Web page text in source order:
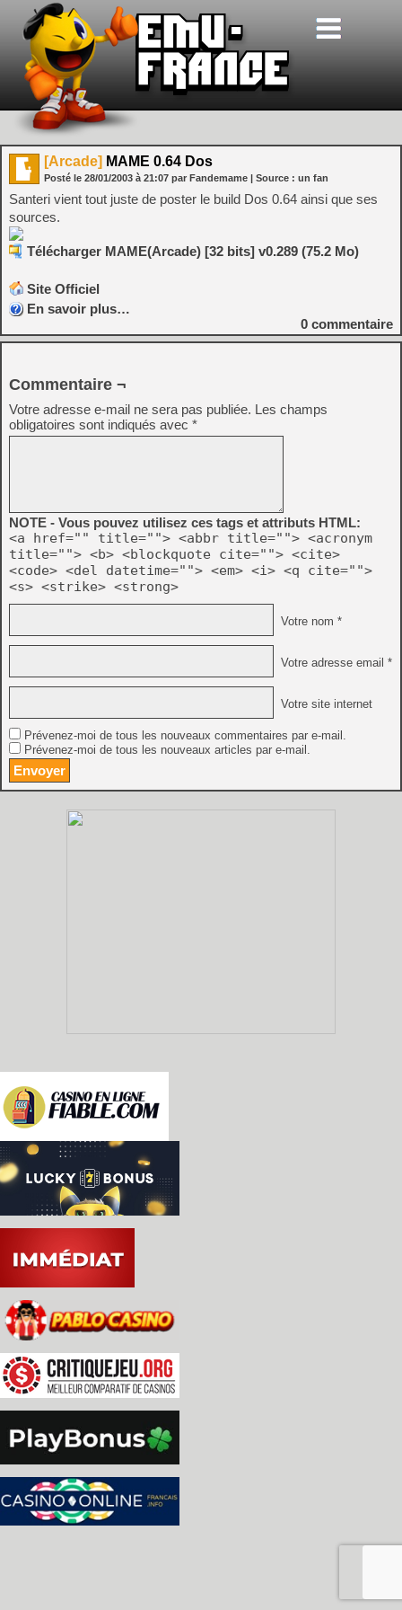
[Arcade] MAME 0.64 Dos
Posté le 28/01/2003 à 21:07 par Fandemame | Source : un fan
Santeri vient tout juste de poster le build Dos 0.64 ainsi que ses
sources.
Télécharger MAME(Arcade) [32 bits] v0.289 (75.2 Mo)
Site Officiel
En savoir plus…
0 commentaire
Commentaire ¬
Votre adresse e-mail ne sera pas publiée. Les champs
obligatoires sont indiqués avec *
NOTE - Vous pouvez utilisez ces tags et attributs HTML:
<a href="" title=""> <abbr title=""> <acronym
title=""> <b> <blockquote cite=""> <cite>
<code> <del datetime=""> <em> <i> <q cite="">
<s> <strike> <strong>
Votre nom *
Votre adresse email *
Votre site internet
Prévenez-moi de tous les nouveaux commentaires par e-mail.
Prévenez-moi de tous les nouveaux articles par e-mail.